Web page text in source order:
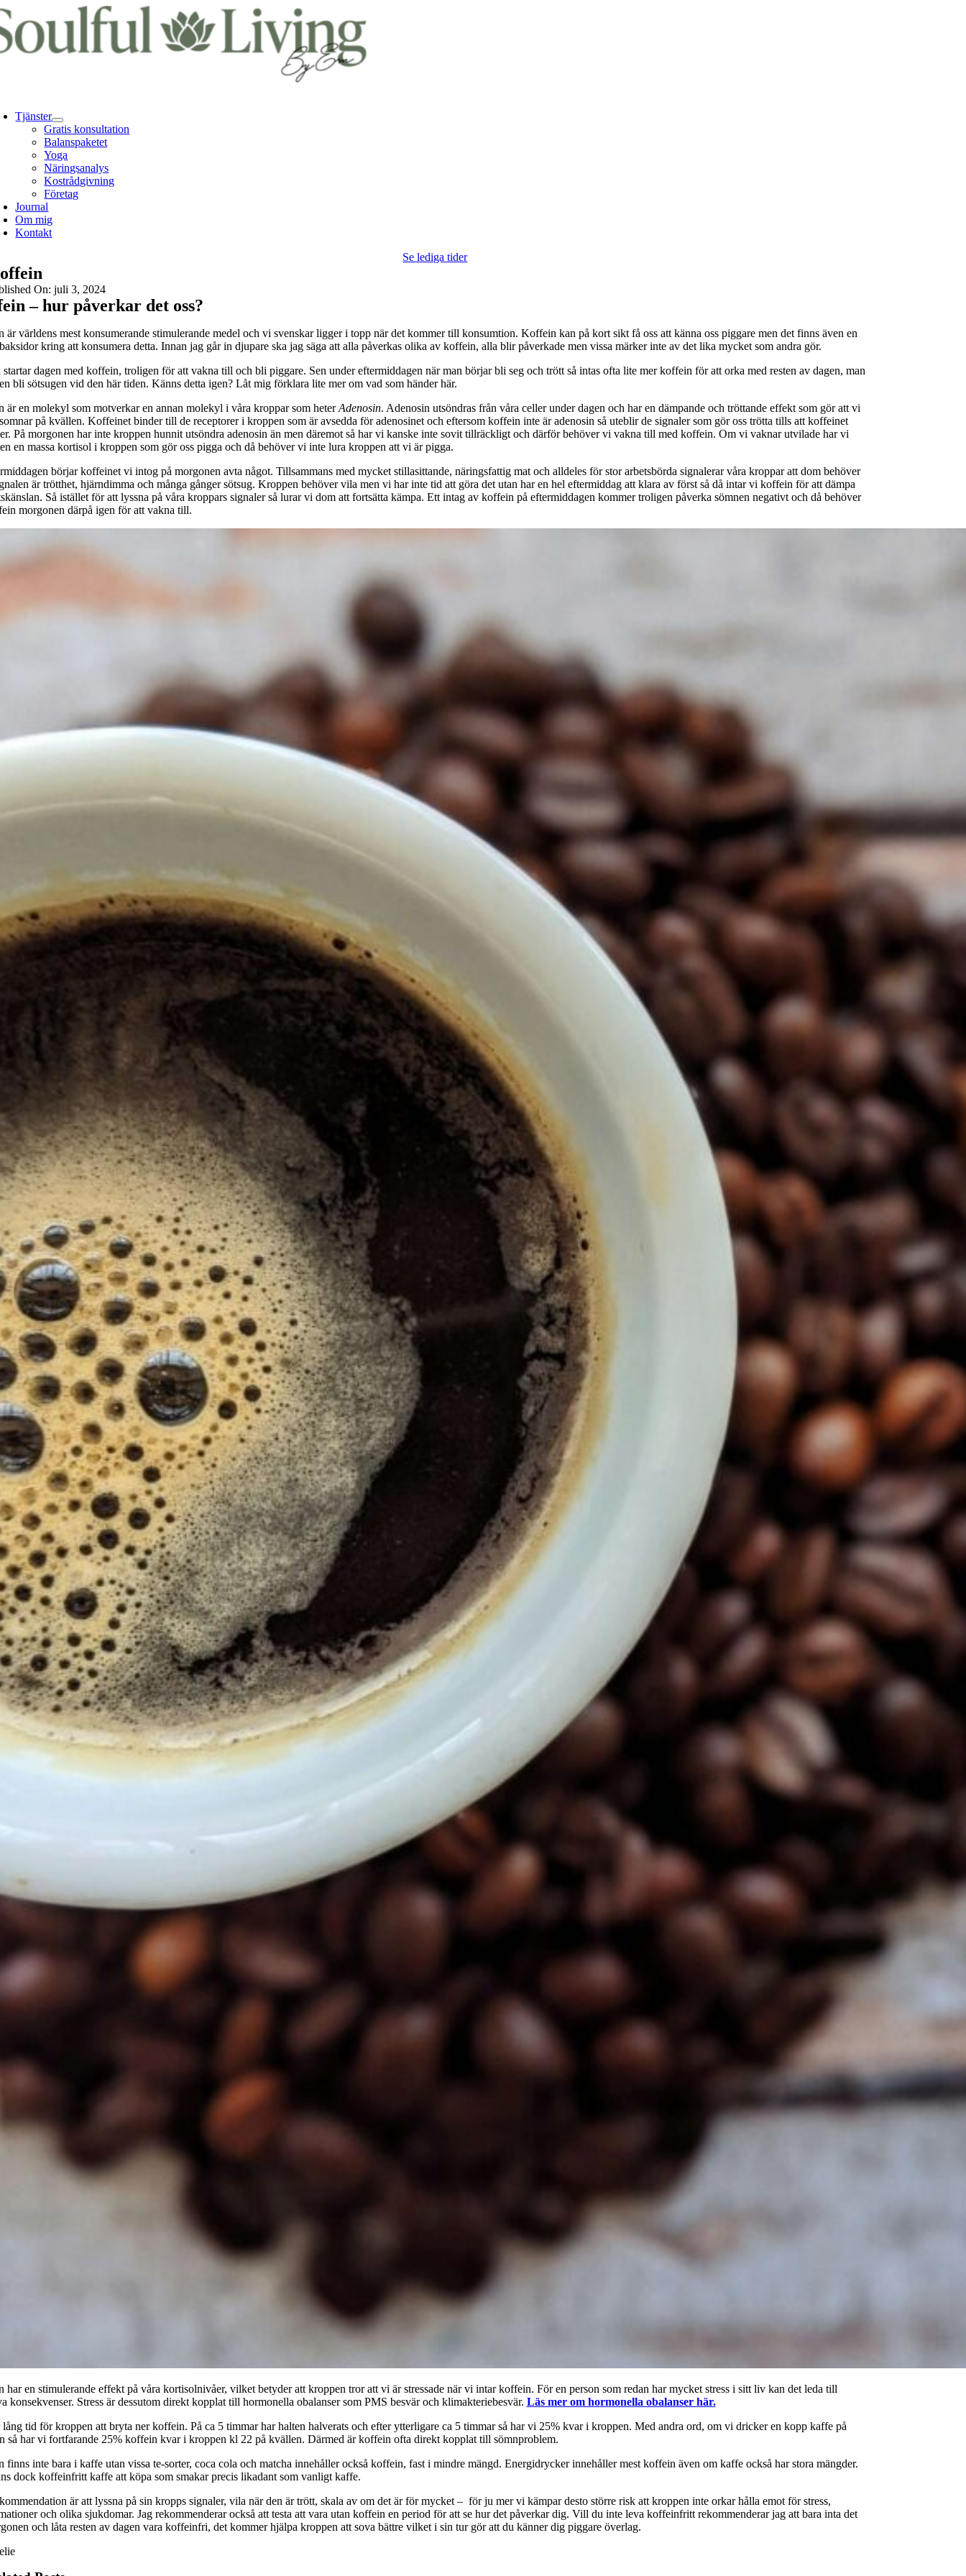
Fortsätt
innehållet
Tjänster
Gratis konsultation
Balanspaketet
Yoga
Näringsanalys
Kostrådgivning
Företag
Journal
Om mig
Kontakt
Se lediga tider
On: juli 3, 2024
– hur påverkar det oss?
är världens mest konsumerande stimulerande medel och vi svenskar ligger i topp när det kommer till konsumtion. Koffein kan på kort sikt få oss att känna oss piggare men det finns även en
kring att konsumera detta. Innan jag går in djupare ska jag säga att alla påverkas olika av koffein, alla blir påverkade men vissa märker inte av det lika mycket som andra gör.
startar dagen med koffein, troligen för att vakna till och bli piggare. Sen under eftermiddagen när man börjar bli seg och trött så intas ofta lite mer koffein för att orka med resten av dagen, man
bli sötsugen vid den här tiden. Känns detta igen? Låt mig förklara lite mer om vad som händer här.
är en molekyl som motverkar en annan molekyl i våra kroppar som heterAdenosin. Adenosin utsöndras från våra celler under dagen och har en dämpande och tröttande effekt som gör att vi
på kvällen. Koffeinet binder till de receptorer i kroppen som är avsedda för adenosinet och eftersom koffein inte är adenosin så uteblir de signaler som gör oss trötta tills att koffeinet
På morgonen har inte kroppen hunnit utsöndra adenosin än men däremot så har vi kanske inte sovit tillräckligt och därför behöver vi vakna till med koffein. Om vi vaknar utvilade har vi
en massa kortisol i kroppen som gör oss pigga och då behöver vi inte lura kroppen att vi är pigga.
börjar koffeinet vi intog på morgonen avta något. Tillsammans med mycket stillasittande, näringsfattig mat och alldeles för stor arbetsbörda signalerar våra kroppar att dom behöver
är trötthet, hjärndimma och många gånger sötsug. Kroppen behöver vila men vi har inte tid att göra det utan har en hel eftermiddag att klara av först så då intar vi koffein för att dämpa
Så istället för att lyssna på våra kroppars signaler så lurar vi dom att fortsätta kämpa. Ett intag av koffein på eftermiddagen kommer troligen påverka sömnen negativt och då behöver
morgonen därpå igen för att vakna till.
har en stimulerande effekt på våra kortisolnivåer, vilket betyder att kroppen tror att vi är stressade när vi intar koffein. För en person som redan har mycket stress i sitt liv kan det leda till
konsekvenser. Stress är dessutom direkt kopplat till hormonella obalanser som PMS besvär och klimakteriebesvär. Läs mer om hormonella obalanser här.
tid för kroppen att bryta ner koffein. På ca 5 timmar har halten halverats och efter ytterligare ca 5 timmar så har vi 25% kvar i kroppen. Med andra ord, om vi dricker en kopp kaffe på
så har vi fortfarande 25% koffein kvar i kroppen kl 22 på kvällen. Därmed är koffein ofta direkt kopplat till sömnproblem.
finns inte bara i kaffe utan vissa te-sorter, coca cola och matcha innehåller också koffein, fast i mindre mängd. Energidrycker innehåller mest koffein även om kaffe också har stora mängder.
dock koffeinfritt kaffe att köpa som smakar precis likadant som vanligt kaffe.
är att lyssna på sin kropps signaler, vila när den är trött, skala av om det är för mycket – för ju mer vi kämpar desto större risk att kroppen inte orkar hålla emot för stress,
och olika sjukdomar. Jag rekommenderar också att testa att vara utan koffein en period för att se hur det påverkar dig. Vill du inte leva koffeinfritt rekommenderar jag att bara inta det
och låta resten av dagen vara koffeinfri, det kommer hjälpa kroppen att sova bättre vilket i sin tur gör att du känner dig piggare överlag.